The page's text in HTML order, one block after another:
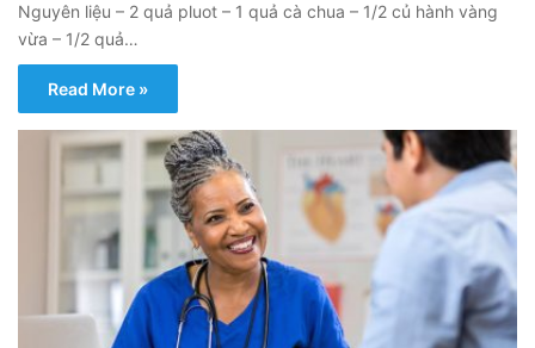
Nguyên liệu – 2 quả pluot – 1 quả cà chua – 1/2 củ hành vàng
vừa – 1/2 quả…
Read More »